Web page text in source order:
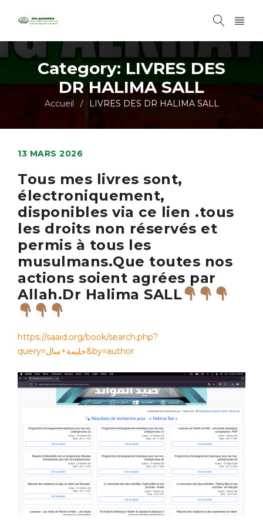
Category: LIVRES DES
DR HALIMA SALL
Accueil / LIVRES DES DR HALIMA SALL
13 MARS 2026
Tous mes livres sont,
électroniquement,
disponibles via ce lien .tous
les droits non réservés et
permis à tous les
musulmans.Que toutes nos
actions soient agrées par
Allah.Dr Halima SALL
https://saaid.org/book/search.php?
query=حليمة+سال&by=author